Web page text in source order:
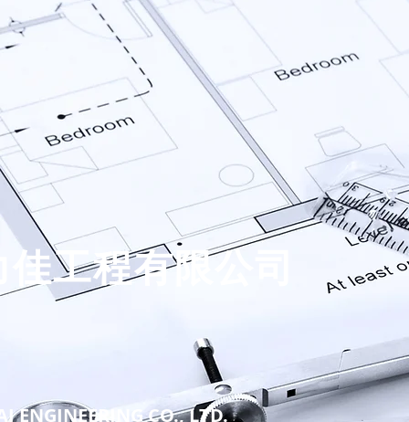
佳工程有限公司
ENGINEERING CO., LTD.